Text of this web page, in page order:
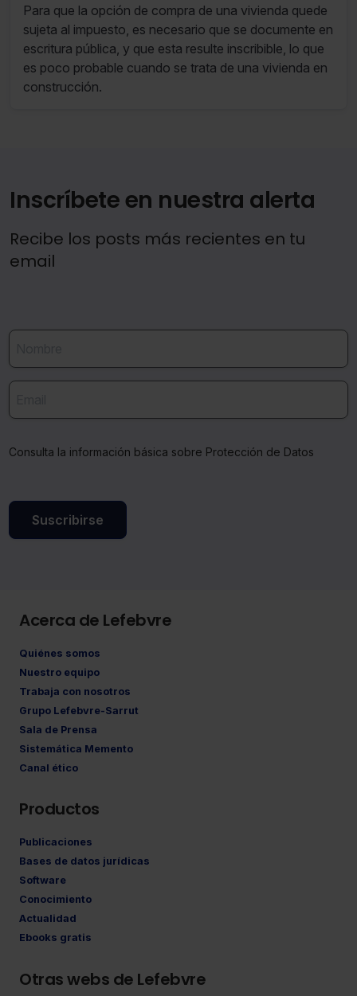
no seleccionas ninguna utilizaremos las que sean
indispensables para la navegación.
Saber más acerca de las cookies
Para que la opción de compra de una vivienda quede
sujeta al impuesto, es necesario que se documente en
escritura pública, y que esta resulte inscribible, lo que
es poco probable cuando se trata de una vivienda en
construcción.
Inscríbete en nuestra alerta
Recibe los posts más recientes en tu
email
Consulta la información básica sobre Protección de Datos
Suscribirse
Acerca de Lefebvre
Quiénes somos
Nuestro equipo
Trabaja con nosotros
Grupo Lefebvre-Sarrut
Sala de Prensa
Sistemática Memento
Canal ético
Productos
Publicaciones
Bases de datos jurídicas
Software
Conocimiento
Actualidad
Ebooks gratis
Otras webs de Lefebvre